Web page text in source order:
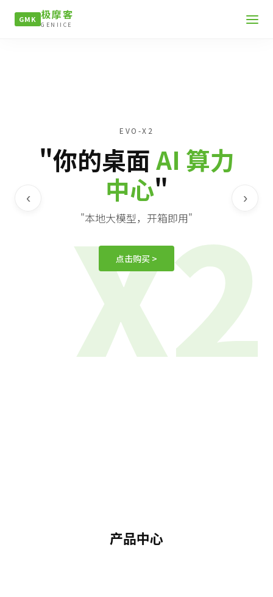
GMK 极摩客
GENIICE
X2
EVO-X2
"你的桌面AI 算力
中心"
"本地大模型，开箱即用"
点击购买 >
‹ ›
产品中心